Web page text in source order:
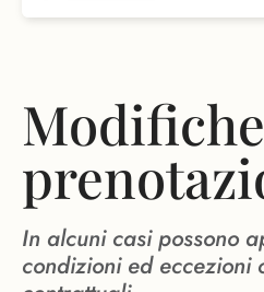
Modifiche
In alcuni casi possono
condizioni ed eccezioni